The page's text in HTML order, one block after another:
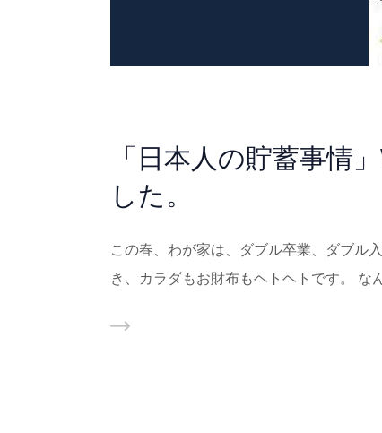
「日本人の貯蓄事情
した。
この春、わが家は、ダブル卒業、ダブル
き、カラダもお財布もヘトヘトです。